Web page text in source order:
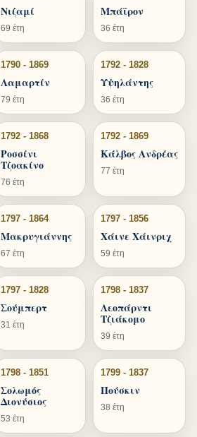
Νιζαμί
69 έτη
Μπάϊρον
36 έτη
1790 - 1869
Λαμαρτίν
79 έτη
1792 - 1828
Υψηλάντης
36 έτη
1792 - 1868
Ροσσίνι
Τζοακίνο
76 έτη
1792 - 1869
Κάλβος Ανδρέας
77 έτη
1797 - 1864
Μακρυγιάννης
67 έτη
1797 - 1856
Χάινε Χάινριχ
59 έτη
1797 - 1828
Σούμπερτ
31 έτη
1798 - 1837
Λεοπάρντι
Τζιάκομο
39 έτη
1798 - 1851
Σολωμός
Διονύσιος
53 έτη
1799 - 1837
Πούσκιν
38 έτη